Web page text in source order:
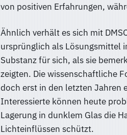
von positiven Erfahrungen,
Ähnlich verhält es sich mit
ursprünglich als Lösungsmittel
Substanz für sich, als sie
zeigten. Die wissenschaftliche
doch erst in den letzten Jahren
Interessierte können heute
Lagerung in dunklem Glas die
Lichteinflüssen schützt.